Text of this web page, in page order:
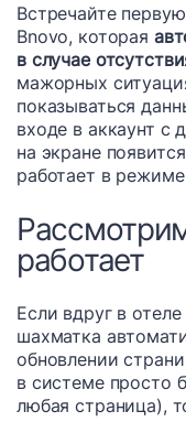
Встречайте
Bnovo, которая
в случае
мажорных
показываться
входе в аккаунт с
на экране
работает в
работает
Если вдруг в
шахматка
обновлении
в системе просто
любая страница),